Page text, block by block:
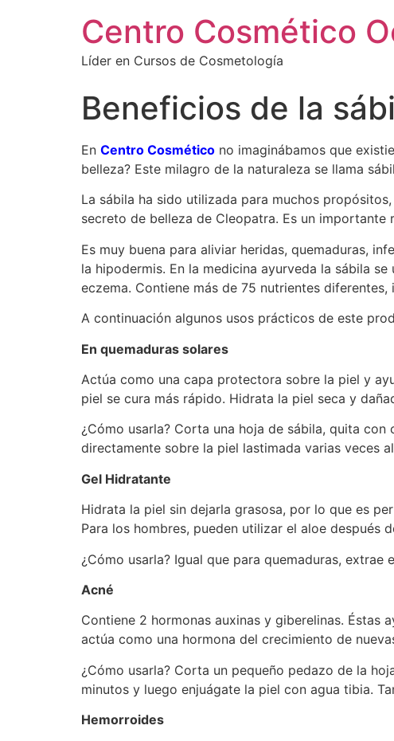
Centro Cosmético
Líder en Cursos de Cosmetología
Beneficios de la
En Centro Cosmético no imaginábamos que
belleza? Este milagro de la naturaleza se llama
La sábila ha sido utilizada para muchos
secreto de belleza de Cleopatra. Es un
Es muy buena para aliviar heridas, quemaduras,
la hipodermis. En la medicina ayurveda la sábila
eczema. Contiene más de 75 nutrientes
A continuación algunos usos prácticos de este
En quemaduras solares
Actúa como una capa protectora sobre la piel y
piel se cura más rápido. Hidrata la piel seca y
¿Cómo usarla? Corta una hoja de sábila, quita
directamente sobre la piel lastimada varias veces
Gel Hidratante
Hidrata la piel sin dejarla grasosa, por lo que es
Para los hombres, pueden utilizar el aloe después
¿Cómo usarla? Igual que para quemaduras, extrae
Acné
Contiene 2 hormonas auxinas y giberelinas. Éstas
actúa como una hormona del crecimiento de
¿Cómo usarla? Corta un pequeño pedazo de la
minutos y luego enjuágate la piel con agua tibia.
Hemorroides